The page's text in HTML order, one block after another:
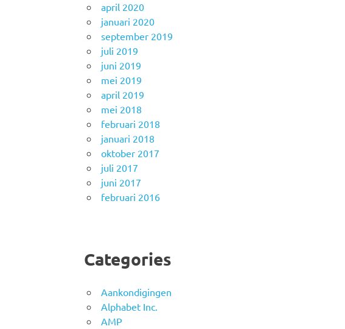
april 2020
januari 2020
september 2019
juli 2019
juni 2019
mei 2019
april 2019
mei 2018
februari 2018
januari 2018
oktober 2017
juli 2017
juni 2017
februari 2016
Categories
Aankondigingen
Alphabet Inc.
AMP